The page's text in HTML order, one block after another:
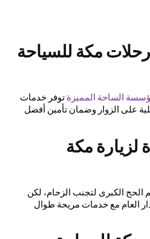
مكة للسياحة
الساحة المميزة توفر خدمات
على الزوار وضمان تأمين أفضل
لزيارة مكة
الكبرى لتجنب الزحام، لكن
العام مع خدمات مريحة طوال